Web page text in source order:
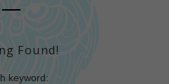
Found!
keyword: